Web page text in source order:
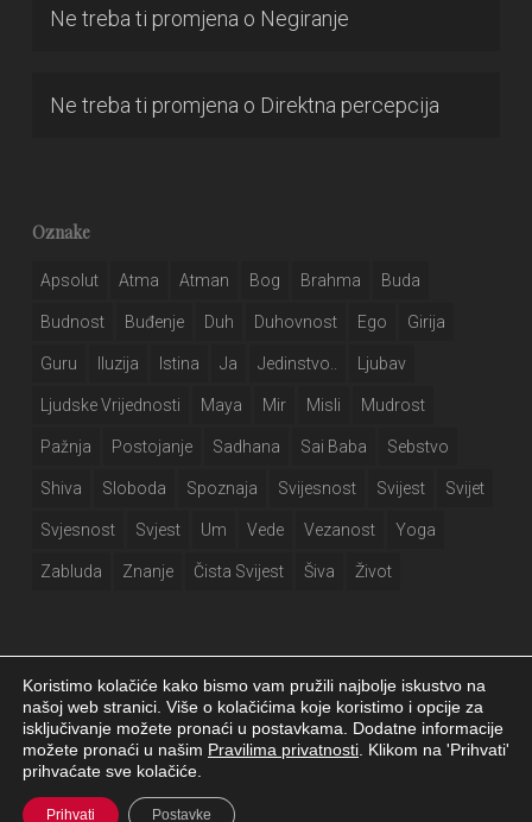
Ne treba ti promjena o Negiranje
Ne treba ti promjena o Direktna percepcija
Oznake
Apsolut Atma Atman Bog Brahma Buda
Budnost Buđenje Duh Duhovnost Ego Girija
Guru Iluzija Istina Ja Jedinstvo.. Ljubav
Ljudske Vrijednosti Maya Mir Misli Mudrost
Pažnja Postojanje Sadhana Sai Baba Sebstvo
Shiva Sloboda Spoznaja Svijesnost Svijest Svijet
Svjesnost Svjest Um Vede Vezanost Yoga
Zabluda Znanje Čista Svijest Šiva Život
Girija.info 2026 |Izjava o privatnosti|Postavke kolačića|Izrada web
stranice
facebook
Koristimo kolačiće kako bismo vam pružili najbolje iskustvo na
našoj web stranici. Više o kolačićima koje koristimo i opcije za
isključivanje možete pronaći u postavkama. Dodatne informacije
možete pronaći u našim Pravilima privatnosti . Klikom na 'Prihvati'
prihvaćate sve kolačiće.
Prihvati Postavke